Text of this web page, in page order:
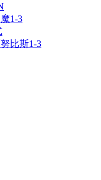
1-3
比斯1-3